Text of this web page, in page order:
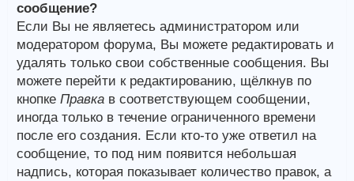
сообщение?
Если Вы не являетесь администратором или
модератором форума, Вы можете редактировать и
удалять только свои собственные сообщения. Вы
можете перейти к редактированию, щёлкнув по
кнопке Правка в соответствующем сообщении,
иногда только в течение ограниченного времени
после его создания. Если кто-то уже ответил на
сообщение, то под ним появится небольшая
надпись, которая показывает количество правок, а